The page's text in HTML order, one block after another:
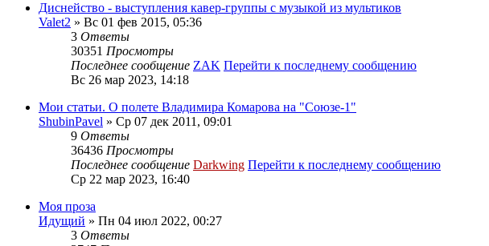
Диснейство - выступления кавер-группы с музыкой из мультиков
Valet2 » Вс 01 фев 2015, 05:36
3 Ответы
30351 Просмотры
Последнее сообщение ZAK Перейти к последнему сообщению
Вс 26 мар 2023, 14:18
Мои статьи. О полете Владимира Комарова на "Союзе-1"
ShubinPavel » Ср 07 дек 2011, 09:01
9 Ответы
36436 Просмотры
Последнее сообщение Darkwing Перейти к последнему сообщению
Ср 22 мар 2023, 16:40
Моя проза
Идущий » Пн 04 июл 2022, 00:27
3 Ответы